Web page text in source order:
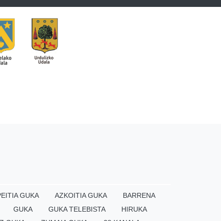
GUKA AZKOITIA GUKA
BARRENA
GUKA
GUKA TELEBISTA
HIRUKA